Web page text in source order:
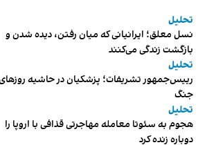
تحلیل
نسل معلق؛ ایرانیانی که میان رفتن، دیده شدن و
بازگشت زندگی می‌کنند
تحلیل
رییس‌جمهور تشریفات؛ پزشکیان در حاشیه
جنگ
تحلیل
هجوم به سئوتا معامله مهاجرتی قذافی با اروپا را
دوباره زنده کرد